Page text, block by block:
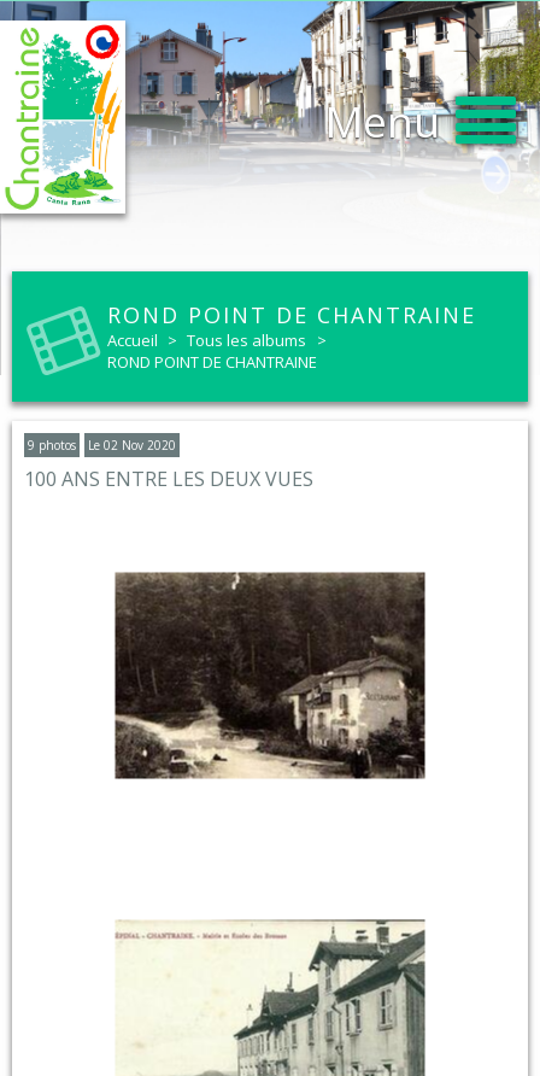
Menu
ROND POINT DE CHANTRAINE
Accueil > Tous les albums
>
ROND POINT DE CHANTRAINE
9 photos Le 02 Nov 2020
100 ANS ENTRE LES DEUX VUES